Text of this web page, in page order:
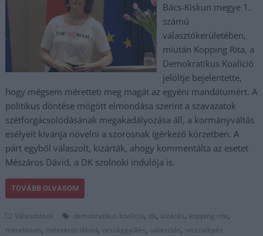
Bács-Kiskun megye 1.
számú
választókerületében,
miután Kopping Rita, a
Demokratikus Koalíció
jelöltje bejelentette,
hogy mégsem méretteti meg magát az egyéni mandátumért. A
politikus döntése mögött elmondása szerint a szavazatok
szétforgácsolódásának megakadályozása áll, a kormányváltás
esélyeit kívánja növelni a szorosnak ígérkező körzetben. A
párt egyből válaszolt, kizárták, ahogy kommentálta az esetet
Mészáros Dávid, a DK szolnoki indulója is.
TOVÁBB OLVASOM
Választások demokratikus koalíció, dk, kizárás, kopping rita,
mandátum, mészáros dávid, országgyűlés,választás,visszalépés